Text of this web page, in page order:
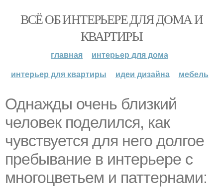
ВСЁ ОБ ИНТЕРЬЕРЕ ДЛЯ ДОМА И
КВАРТИРЫ
главная
интерьер для дома
интерьер для квартиры
идеи дизайна мебель
Однажды очень близкий
человек поделился, как
чувствуется для него долгое
пребывание в интерьере с
многоцветьем и паттернами: